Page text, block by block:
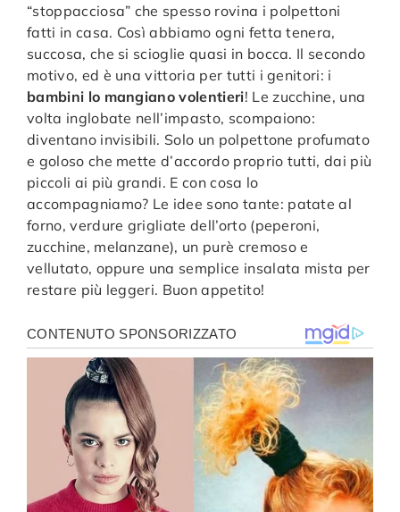
“stoppacciosa” che spesso rovina i polpettoni
fatti in casa. Così abbiamo ogni fetta tenera,
succosa, che si scioglie quasi in bocca. Il secondo
motivo, ed è una vittoria per tutti i genitori: i
bambini lo mangiano volentieri! Le zucchine, una
volta inglobate nell’impasto, scompaiono:
diventano invisibili. Solo un polpettone profumato
e goloso che mette d’accordo proprio tutti, dai più
piccoli ai più grandi. E con cosa lo
accompagniamo? Le idee sono tante: patate al
forno, verdure grigliate dell’orto (peperoni,
zucchine, melanzane), un purè cremoso e
vellutato, oppure una semplice insalata mista per
restare più leggeri. Buon appetito!